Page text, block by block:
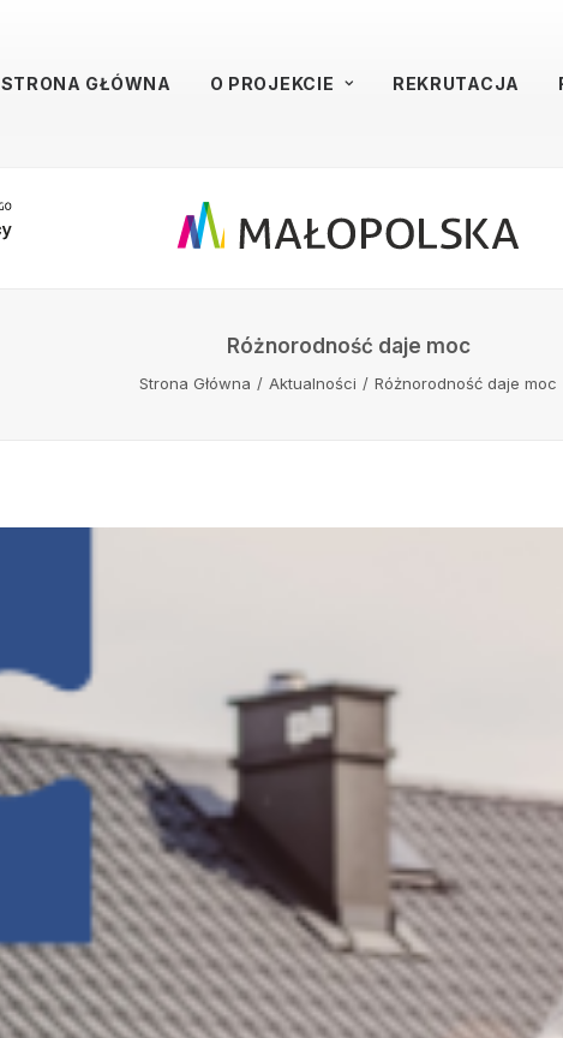
STRONA GŁÓWNA O PROJEKCIE REKRUTACJA
Różnorodność daje moc
Strona Główna Aktualności Różnorodność daje moc